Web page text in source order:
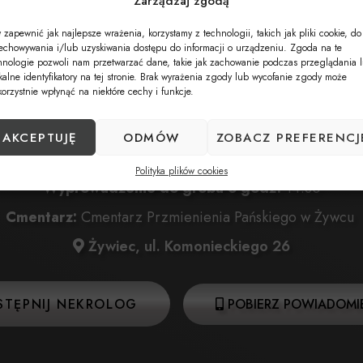
zapewnić jak najlepsze wrażenia, korzystamy z technologii, takich jak pliki cookie, do
i/lub uzyskiwania dostępu do informacji o urządzeniu. Zgoda na te
pozwoli nam przetwarzać dane, takie jak zachowanie podczas przeglądania
identyfikatory na tej stronie. Brak wyrażenia zgody lub wycofanie zgody może
wpłynąć na niektóre cechy i funkcje.
AKCEPTUJĘ ODMÓW ZOBACZ
Polityka plików cookies
Data pogrzebu:12.06.2024
12.06.2024 o godz. 12:30 Dom Pogrzebowy
Żywiec, ul. Komonieckiego 25
12.06.2024 o godz. 13:30 Kościół Przemienienia
Żywiec, ul. Komonieckiego 26
Wyprowadzenie do grobu o godz.14:30
Cmentarz: Cmentarz Przmienienia Pańskiego w Żywcu
Żywiec, ul. Komonieckiego 26
NEKROLOG POBIERZ